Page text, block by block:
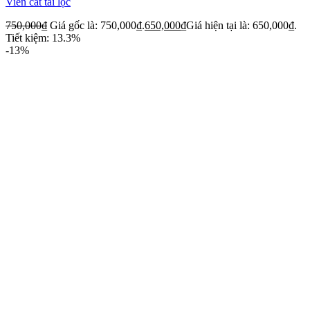
750,000₫ Giá gốc là: 750,000₫.650,000₫Giá hiện tại là: 650,000₫.
Tiết kiệm: 13.3%
-13%